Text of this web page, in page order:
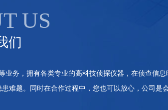
US
们
务，拥有各类专业的高科技侦探仪器，在侦查信
难题。同时在合作过程中，您也可以放心，公司是